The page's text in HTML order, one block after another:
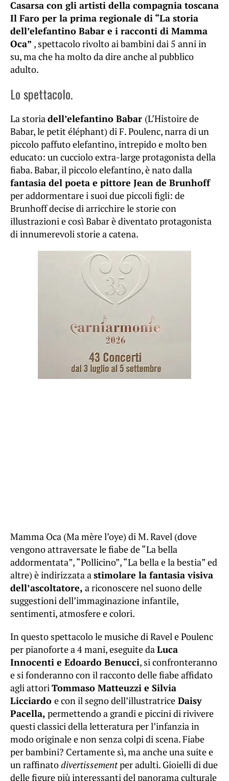
Casarsa con gli artisti della compagnia toscana
Il Faro per la prima regionale di “La storia
dell’elefantino Babar e i racconti di Mamma
Oca” , spettacolo rivolto ai bambini dai 5 anni in
su, ma che ha molto da dire anche al pubblico
adulto.
Lo spettacolo.
La storiadell’elefantino Babar (L’Histoire de
Babar, le petit éléphant) di F. Poulenc, narra di un
piccolo paffuto elefantino, intrepido e molto ben
educato: un cucciolo extra-large protagonista della
fiaba. Babar, il piccolo elefantino, è nato dalla
fantasia del poeta e pittore Jean de Brunhoff
per addormentare i suoi due piccoli figli: de
Brunhoff decise di arricchire le storie con
illustrazioni e così Babar è diventato protagonista
di innumerevoli storie a catena.
Mamma Oca (Ma mère l’oye) di M. Ravel (dove
vengono attraversate le fiabe de “La bella
addormentata”, “Pollicino”, “La bella e la bestia” ed
altre) è indirizzata astimolare la fantasia visiva
dell’ascoltatore, a riconoscere nel suono delle
suggestioni dell’immaginazione infantile,
sentimenti, atmosfere e colori.
In questo spettacolo le musiche di Ravel e Poulenc
per pianoforte a 4 mani, eseguite daLuca
Innocenti e Edoardo Benucci, si confronteranno
e si fonderanno con il racconto delle fiabe affidato
agli attoriTommaso Matteuzzi e Silvia
Licciardo e con il segno dell’illustratrice Daisy
Pacella, permettendo a grandi e piccini di rivivere
questi classici della letteratura per l’infanzia in
modo originale e non senza colpi di scena. Fiabe
per bambini? Certamente sì, ma anche una suite e
un raffinatodivertissementper adulti. Gioielli di due
delle figure più interessanti del panorama culturale